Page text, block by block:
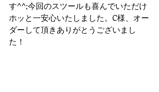
す^^;今回のスツールも喜んでいただけ
ホッと一安心いたしました。C様、オー
ダーして頂きありがとうございまし
た！